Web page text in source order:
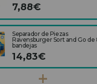
7,88€
Separador de Piezas
Ravensburger Sort and Go de
bandejas
14,83€